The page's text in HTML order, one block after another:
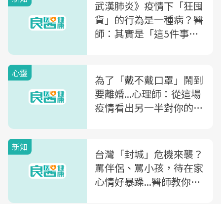
武漢肺炎》疫情下「狂囤
貨」的行為是一種病？醫
師：其實是「這5件事」
心靈
為了「戴不戴口罩」鬧到
要離婚...心理師：從這場
疫情看出另一半對你的重
新知
台灣「封城」危機來襲？
罵伴侶、罵小孩，待在家
心情好暴躁...醫師教你：